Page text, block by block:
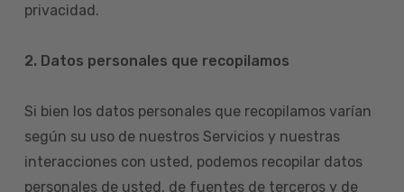
privacidad.
2. Datos personales que recopilamos
Si bien los datos personales que recopilamos varían
según su uso de nuestros Servicios y nuestras
interacciones con usted, podemos recopilar datos
personales de usted, de fuentes de terceros y de